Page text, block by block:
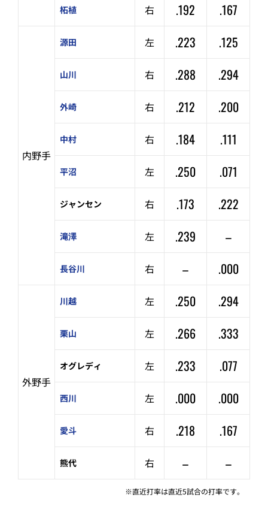
柘植 右 .192 .167
内野手
源田 左 .223 .125
山川 右 .288 .294
外崎 右 .212 .200
中村 右 .184 .111
平沼 左 .250 .071
ジャンセン 右 .173 .222
滝澤 左 .239 –
長谷川 右 – .000
外野手
川越 左 .250 .294
栗山 左 .266 .333
オグレディ 左 .233 .077
西川 左 .000 .000
愛斗 右 .218 .167
熊代 右 – –
※直近打率は直近5試合の打率です。